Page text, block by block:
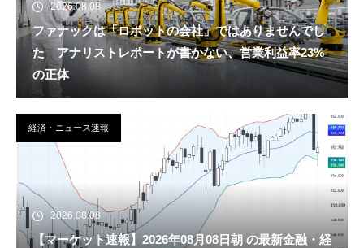
2026.08.08
ファナックは「ロボットの会社」ではありませんでし
た アナリストレポートが書かない、営業利益率23%
の正体
経済・ニュース速報
2026.08.08
【マーケット速報】2026年08月08日朝 の最新金融・経